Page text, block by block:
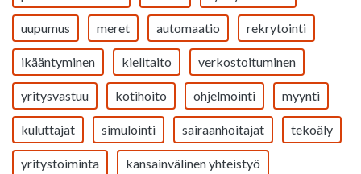
uupumus meret automaatio rekrytointi
ikääntyminen kielitaito verkostoituminen
yritysvastuu kotihoito ohjelmointi myynti
kuluttajat simulointi sairaanhoitajat tekoäly
yritystoiminta kansainvälinen yhteistyö